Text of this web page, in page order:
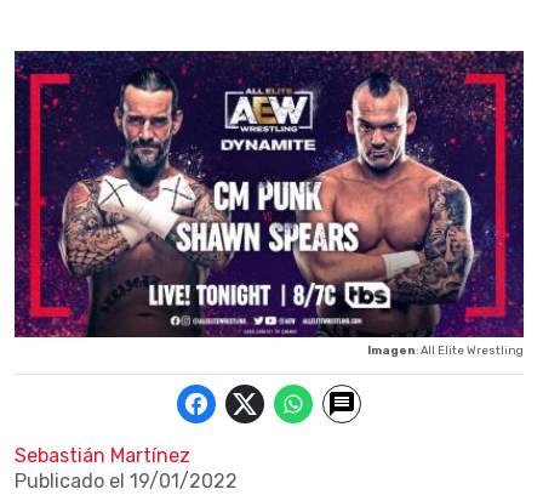
Imagen: All Elite Wrestling
Sebastián Martínez
Publicado el 19/01/2022